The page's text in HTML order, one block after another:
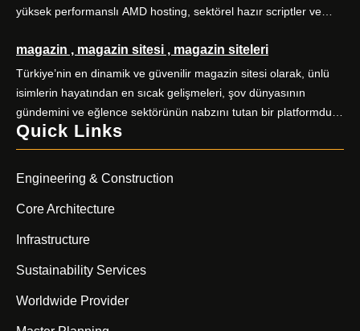
için kolaylaştırır. […]
yüksek performanslı AMD hosting, sektörel hazır scriptler ve
sunuyor. Yüksek performanslı AMD hosting paketleri, güçlü AMD
EPYC işlemciler ve NVMe SSD disklerle donatılmış sunucular
üzerine kuruludur. E-ticaret siteleri, kurumsal web siteleri, bloglar
ve yüksek […]
magazin , magazin sitesi , magazin siteleri
Türkiye’nin en dinamik ve güvenilir magazin sitesi olarak, ünlü
isimlerin hayatından en sıcak gelişmeleri, şov dünyasının
gündemini ve eğlence sektörünün nabzını tutan bir platformdur.
Magazin severlerin ilk adresi olan sitemiz, kaliteli içerik üretimiyle
fark yaratıyor. Güncel haberler, özel röportajlar, stil önerileri ve
ünlülerin perde arkası hikayeleriyle sizleri ekrandan
uzaklaştıramayacağınız bir içerik dünyasına davet ediyor.
Magazin […]
Quick Links
Engineering & Construction
Core Architecture
Infrastructure
Sustainability Services
Worldwide Provider